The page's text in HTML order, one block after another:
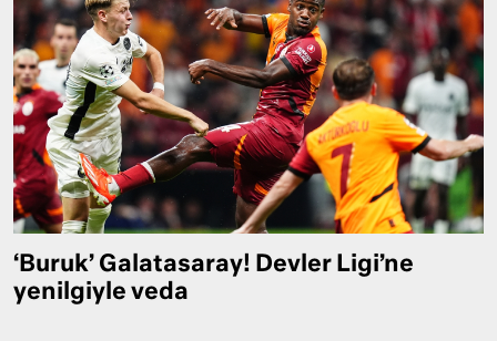
‘Buruk’ Galatasaray! Devler Ligi’ne
yenilgiyle veda